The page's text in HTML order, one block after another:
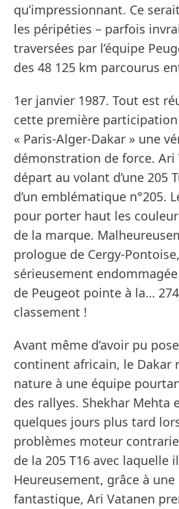
qu’impressionnant. Ce
les péripéties – parfois
traversées par l’équipe
des 48 125 km parcourus
1er janvier 1987. Tout est
cette première
« Paris-Alger-Dakar » une
démonstration de force. Ari
départ au volant d’une 205
d’un emblématique n°205.
pour porter haut les
de la marque.
prologue de Cergy-
sérieusement
de Peugeot pointe à la…
classement !
Avant même d’avoir pu
continent africain, le Dakar
nature à une équipe
des rallyes. Shekhar Mehta
quelques jours plus tard
problèmes moteur
de la 205 T16 avec laquelle
Heureusement, grâce à
fantastique, Ari Vatanen